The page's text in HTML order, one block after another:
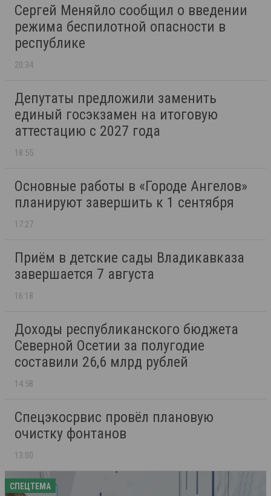
Сергей Меняйло сообщил о введении
режима беспилотной опасности в
республике
20:34
Депутаты предложили заменить
единый госэкзамен на итоговую
аттестацию с 2027 года
18:55
Основные работы в «Городе Ангелов»
планируют завершить к 1 сентября
17:27
Приём в детские сады Владикавказа
завершается 7 августа
16:18
Доходы республиканского бюджета
Северной Осетии за полугодие
составили 26,6 млрд рублей
14:58
Спецэкосрвис провёл плановую
очистку фонтанов
13:00
СПЕЦТЕМА